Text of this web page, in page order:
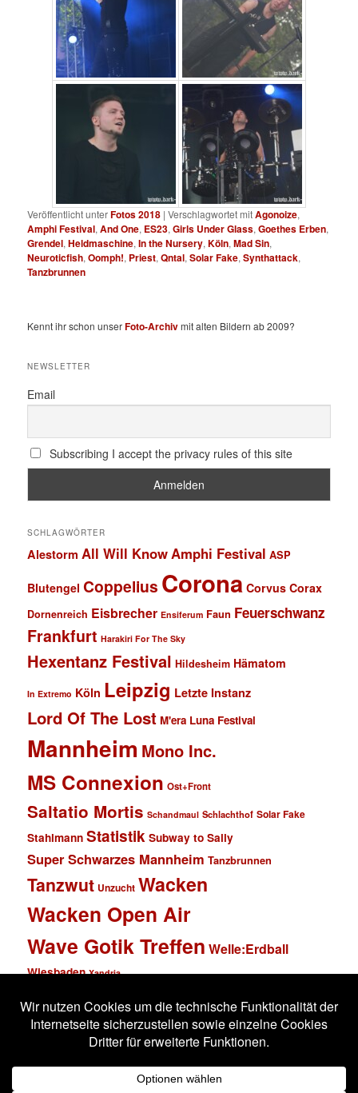
Veröffentlicht unterFotos 2018 |Verschlagwortet mitAgonoize,
Amphi Festival,And One, ES23,Girls Under Glass,Goethes Erben,
Grendel,Heldmaschine,In the Nursery,Köln,Mad Sin,
Neuroticfish,Oomph!, Priest,Qntal,Solar Fake,Synthattack,
Tanzbrunnen
Kennt ihr schon unserFoto-Archivmit alten Bildern ab 2009?
NEWSLETTER
Email
Subscribing I accept the privacy rules of this site
SCHLAGWÖRTER
Alestorm All Will KnowAmphi Festival ASP
Blutengel Coppelius Corona Corvus Corax
Dornenreich Eisbrecher Ensiferum Faun Feuerschwanz
Frankfurt Harakiri For The Sky
Hexentanz Festival Hildesheim Hämatom
In Extremo Köln Leipzig Letzte Instanz
Lord Of The Lost M'era Luna Festival
Mannheim Mono Inc.
MS Connexion Ost+Front
Saltatio Mortis Schandmaul Schlachthof Solar Fake
Stahlmann Statistik Subway to Sally
Super Schwarzes Mannheim Tanzbrunnen
Tanzwut Unzucht Wacken
Wacken Open Air
Wave Gotik Treffen Welle:Erdball
Wiesbaden Xandria
Impressum